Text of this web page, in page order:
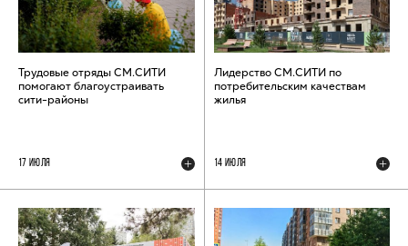
Трудовые отряды СМ.СИТИ
помогают благоустраивать
сити-районы
17 ИЮЛЯ
Лидерство СМ.СИТИ по
потребительским качествам
жилья
14 ИЮЛЯ